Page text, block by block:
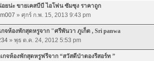
ยน่ะ ขายเคสบีบี ไอโฟน ซัมซุง ราคาถูก
» ศุกร์ ก.พ. 15, 2013 9:43 pm
จห้องพักสุดหรูจาก "ศรีพันวา ภูเก็ต , Sri panwa
» พุธ ต.ค. 24, 2012 5:53 pm
กจห้องพักสุดหรูฟรีจาก “สวัสดีป่าตองรีสอร์ท ”